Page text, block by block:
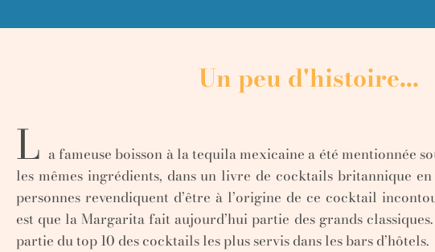
Un peu d'histoire...
L a fameuse boisson à la tequila mexicaine a été mentionnée
les mêmes ingrédients, dans un livre de cocktails britannique en
personnes revendiquent d’être à l’origine de ce cocktail
est que la Margarita fait aujourd’hui partie des grands
partie du top 10 des cocktails les plus servis dans les bars d’hôtels.